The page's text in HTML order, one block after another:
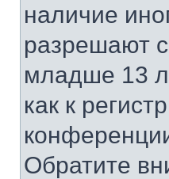
наличие
разрешают
младше 13
как к
Обратите